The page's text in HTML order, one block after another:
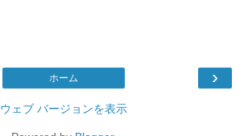
›
ホーム
ウェブ バージョンを表示